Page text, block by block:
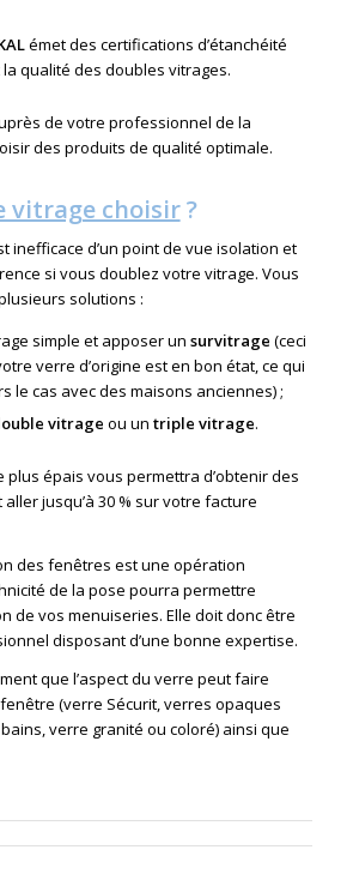
émet des certifications d’étanchéité
qualité des doubles vitrages.
de votre professionnel de la
des produits de qualité optimale.
vitrage choisir?
inefficace d’un point de vue isolation et
si vous doublez votre vitrage. Vous
solutions :
simple et apposer un survitrage (ceci
verre d’origine est en bon état, ce qui
le cas avec des maisons anciennes) ;
vitrage ou un triple vitrage.
plus épais vous permettra d’obtenir des
jusqu’à 30 % sur votre facture
des fenêtres est une opération
de la pose pourra permettre
de vos menuiseries. Elle doit donc être
disposant d’une bonne expertise.
que l’aspect du verre peut faire
(verre Sécurit, verres opaques
verre granité ou coloré) ainsi que